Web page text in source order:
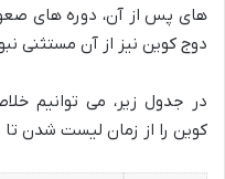
های پس از آن، دوره های
دوج کوین نیز از آن مستثنی
در جدول زیر، می توانیم
کوین را از زمان لیست شدن